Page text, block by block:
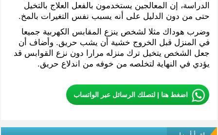
الدراسة، إن المعالجين يستخدمون بالفعل العلاج بالتخيل
حتى من دون الدليل على أنه يسبب نفس التغيرات بالمخ.
وضرب هوداك مثلا لشخص ينزع المقابس الكهربية جميعا
في المنزل قبل الخروج خشية أن يشب حريق. وأضاف أن
جعل الشخص يتخيل ترك منزله مرارا دون نزع القوابس قد
يؤدي في النهاية لتخلصه من خوفه من اندلاع حريق.
اضغط هنا | لتصلك الرسائل عبر الواتساب